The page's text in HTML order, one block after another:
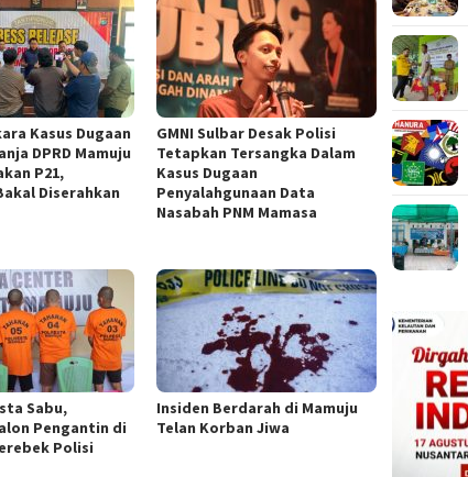
Kasus Dugaan
DPRD Mamuju
P21,
Diserahkan
GMNI Sulbar Desak Polisi
Tetapkan Tersangka Dalam
Kasus Dugaan
Penyalahgunaan Data
Nasabah PNM Mamasa
Sabu,
Pengantin di
Polisi
Insiden Berdarah di Mamuju
Telan Korban Jiwa